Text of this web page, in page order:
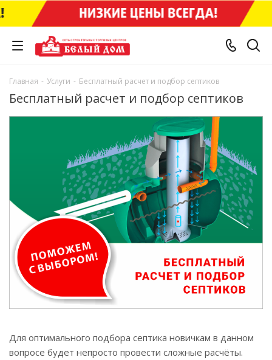
Главная - Услуги - Бесплатный расчет и подбор септиков
Бесплатный расчет и подбор септиков
Для оптимального подбора септика новичкам в данном
вопросе будет непросто провести сложные расчёты.